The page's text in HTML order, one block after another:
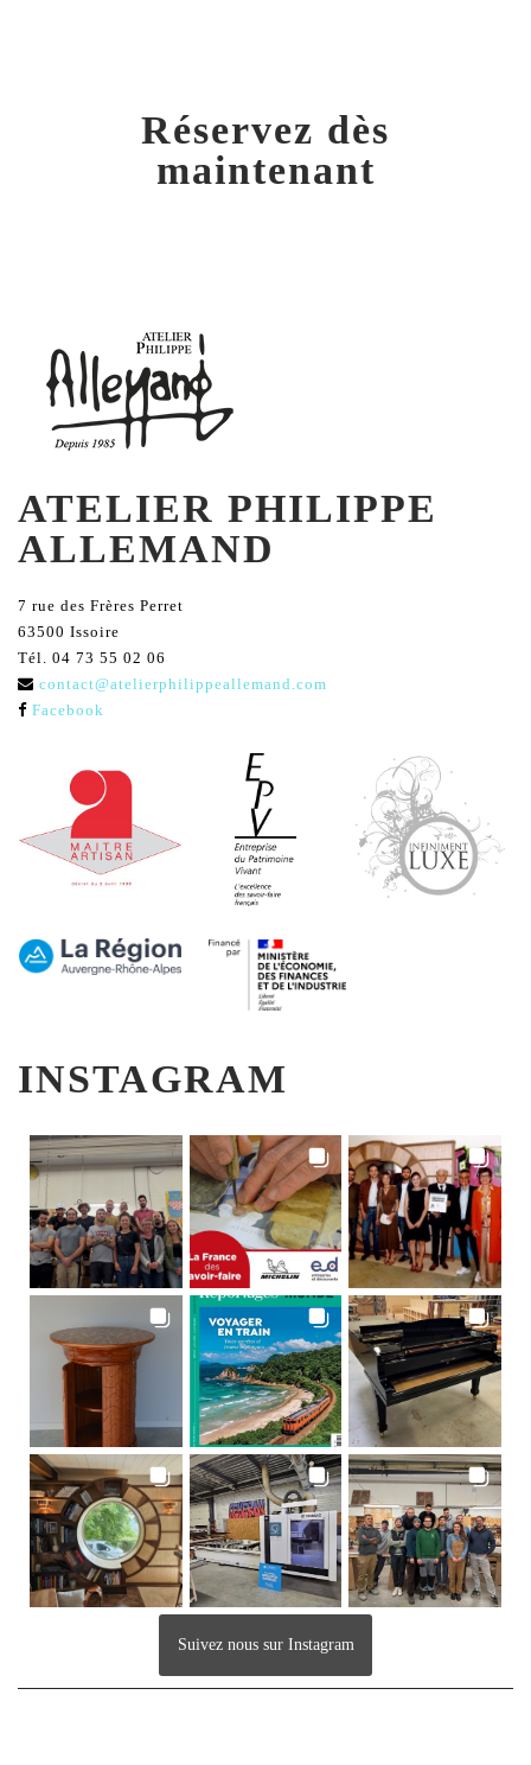
Réservez dès
maintenant
ATELIER PHILIPPE
ALLEMAND
7 rue des Frères Perret
63500 Issoire
Tél. 04 73 55 02 06
contact@atelierphilippeallemand.com
Facebook
INSTAGRAM
Suivez nous sur Instagram